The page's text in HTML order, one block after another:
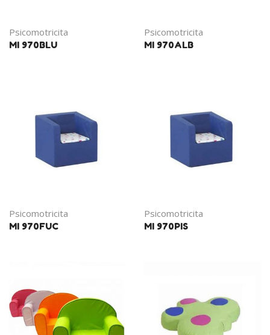
Psicomotricita
MI 970BLU
Psicomotricita
MI 970ALB
Psicomotricita
MI 970FUC
Psicomotricita
MI 970PIS